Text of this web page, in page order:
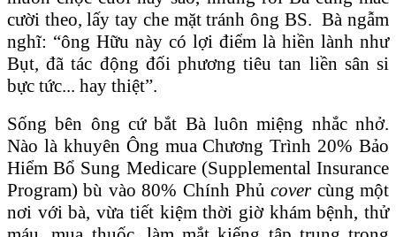
cười theo, lấy tay che mặt tránh ông BS. Bà ngẫm
nghĩ: “ông Hữu này có lợi điểm là hiền lành như
Bụt, đã tác động đối phương tiêu tan liền sân si
bực tức... hay thiệt”.
Sống bên ông cứ bắt Bà luôn miệng nhắc nhở.
Nào là khuyên Ông mua Chương Trình 20% Bảo
Hiểm Bổ Sung Medicare (Supplemental Insurance
Program) bù vào 80% Chính Phủcovercùng một
nơi với bà, vừa tiết kiệm thời giờ khám bệnh, thử